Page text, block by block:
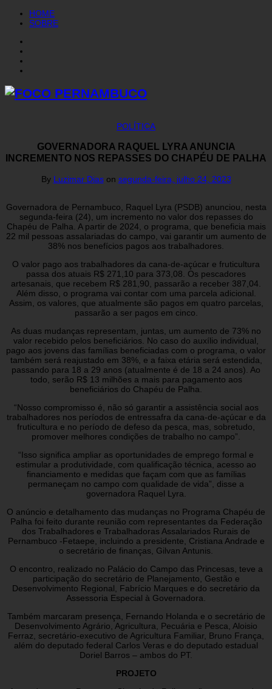
HOME
SOBRE
POLÍTICA
GOVERNADORA RAQUEL LYRA ANUNCIA
INCREMENTO NOS REPASSES DO CHAPÉU DE PALHA
By Luzimar Dias on segunda-feira, julho 24, 2023
Governadora de Pernambuco, Raquel Lyra (PSDB) anunciou, nesta
segunda-feira (24), um incremento no valor dos repasses do
Chapéu de Palha. A partir de 2024, o programa, que beneficia mais
22 mil pessoas assalariadas do campo, vai garantir um aumento de
38% nos benefícios pagos aos trabalhadores.
O valor pago aos trabalhadores da cana-de-açúcar e fruticultura
passa dos atuais R$ 271,10 para 373,08. Os pescadores
artesanais, que recebem R$ 281,90, passarão a receber 387,04.
Além disso, o programa vai contar com uma parcela adicional.
Assim, os valores, que atualmente são pagos em quatro parcelas,
passarão a ser pagos em cinco.
As duas mudanças representam, juntas, um aumento de 73% no
valor recebido pelos beneficiários. No caso do auxílio individual,
pago aos jovens das famílias beneficiadas com o programa, o valor
também será reajustado em 38%, e a faixa etária será estendida,
passando para 18 a 29 anos (atualmente é de 18 a 24 anos). Ao
todo, serão R$ 13 milhões a mais para pagamento aos
beneficiários do Chapéu de Palha.
“Nosso compromisso é, não só garantir a assistência social aos
trabalhadores nos períodos de entressafra da cana-de-açúcar e da
fruticultura e no período de defeso da pesca, mas, sobretudo,
promover melhores condições de trabalho no campo”.
“Isso significa ampliar as oportunidades de emprego formal e
estimular a produtividade, com qualificação técnica, acesso ao
financiamento e medidas que façam com que as famílias
permaneçam no campo com qualidade de vida”, disse a
governadora Raquel Lyra.
O anúncio e detalhamento das mudanças no Programa Chapéu de
Palha foi feito durante reunião com representantes da Federação
dos Trabalhadores e Trabalhadoras Assalariados Rurais de
Pernambuco -Fetaepe, incluindo a presidente, Cristiana Andrade e
o secretário de finanças, Gilvan Antunis.
O encontro, realizado no Palácio do Campo das Princesas, teve a
participação do secretário de Planejamento, Gestão e
Desenvolvimento Regional, Fabrício Marques e do secretário da
Assessoria Especial à Governadora.
Também marcaram presença, Fernando Holanda e o secretário de
Desenvolvimento Agrário, Agricultura, Pecuária e Pesca, Aloisio
Ferraz, secretário-executivo de Agricultura Familiar, Bruno França,
além do deputado federal Carlos Veras e do deputado estadual
Doriel Barros – ambos do PT.
PROJETO